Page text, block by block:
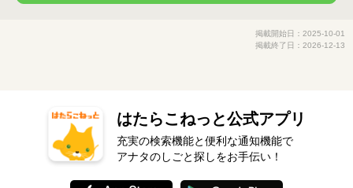
掲載開始日：2025-10-01
掲載終了日：2026-12-13
はたらこねっと公式アプリ
充実の検索機能と便利な通知機能で
アナタのしごと探しをお手伝い！